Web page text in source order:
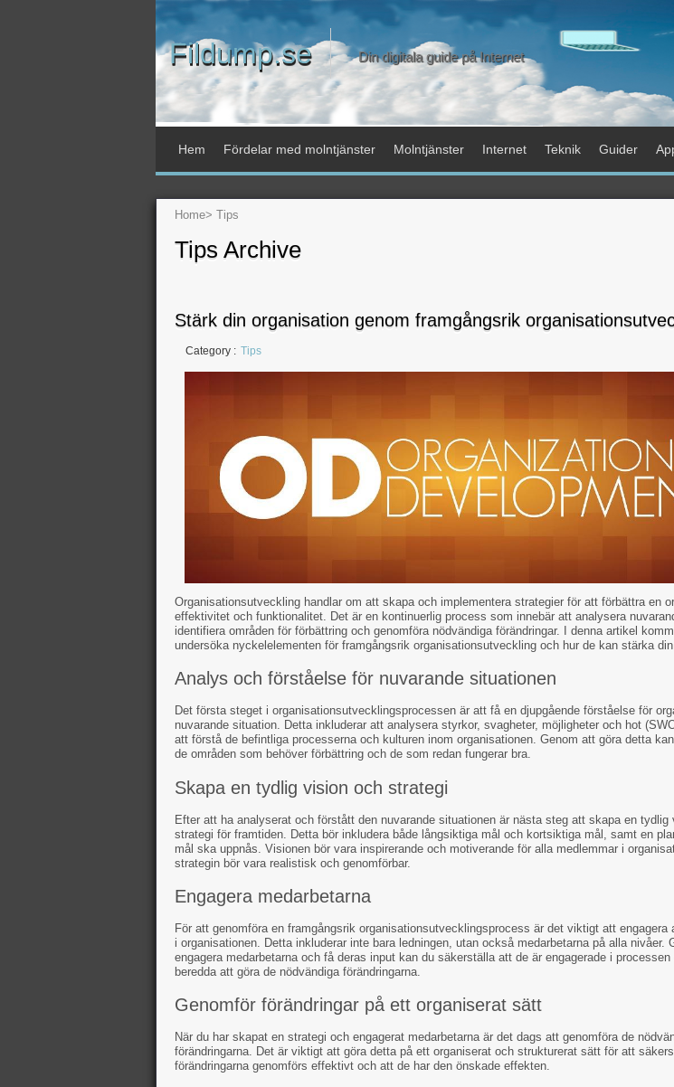
Fildump.se Din digitala guide på Internet
Hem Fördelar med molntjänster Molntjänster Internet Teknik Guider
Home> Tips
Tips Archive
Stärk din organisation genom framgångsrik
Category : Tips
Organisationsutveckling handlar om att skapa och implementera strategier för att förbättra en
effektivitet och funktionalitet. Det är en kontinuerlig process som innebär att analysera
identifiera områden för förbättring och genomföra nödvändiga förändringar. I denna artikel
undersöka nyckelelementen för framgångsrik organisationsutveckling och hur de kan stärka
Analys och förståelse för nuvarande situationen
Det första steget i organisationsutvecklingsprocessen är att få en djupgående förståelse för
nuvarande situation. Detta inkluderar att analysera styrkor, svagheter, möjligheter och hot
att förstå de befintliga processerna och kulturen inom organisationen. Genom att göra detta
de områden som behöver förbättring och de som redan fungerar bra.
Skapa en tydlig vision och strategi
Efter att ha analyserat och förstått den nuvarande situationen är nästa steg att skapa en tydlig
strategi för framtiden. Detta bör inkludera både långsiktiga mål och kortsiktiga mål, samt en
mål ska uppnås. Visionen bör vara inspirerande och motiverande för alla medlemmar i
strategin bör vara realistisk och genomförbar.
Engagera medarbetarna
För att genomföra en framgångsrik organisationsutvecklingsprocess är det viktigt att engagera
i organisationen. Detta inkluderar inte bara ledningen, utan också medarbetarna på alla nivåer.
engagera medarbetarna och få deras input kan du säkerställa att de är engagerade i
beredda att göra de nödvändiga förändringarna.
Genomför förändringar på ett organiserat sätt
När du har skapat en strategi och engagerat medarbetarna är det dags att genomföra de
förändringarna. Det är viktigt att göra detta på ett organiserat och strukturerat sätt för att
förändringarna genomförs effektivt och att de har den önskade effekten.